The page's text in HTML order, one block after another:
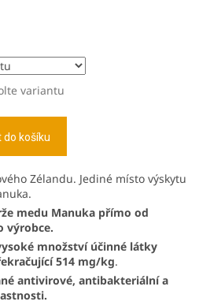
variantu
do košíku
Zélandu. Jediné místo výskytu
medu Manuka přímo od
výrobce.
množství účinné látky
514 mg/kg.
antivirové, antibakteriální a